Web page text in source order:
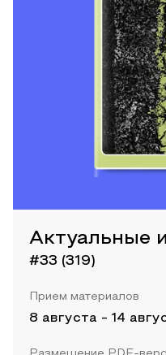
Актуальные
#33 (319)
Прием материалов
8 августа - 14